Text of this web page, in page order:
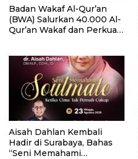
Badan Wakaf Al-Qur’an
(BWA) Salurkan 40.000 Al-
Qur’an Wakaf dan Perkuat
Aisah Dahlan Kembali
Hadir di Surabaya, Bahas
“Seni Memahami